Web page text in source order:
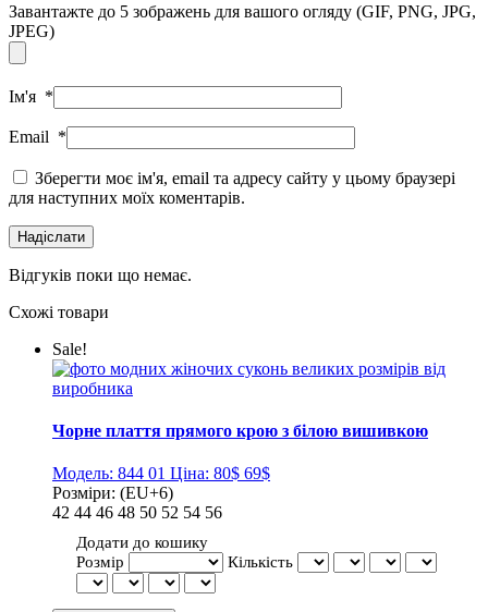
Завантажте до 5 зображень для вашого огляду (GIF, PNG, JPG,
JPEG)
Ім'я *
Email *
Зберегти моє ім'я, email та адресу сайту у цьому браузері
для наступних моїх коментарів.
Відгуків поки що немає.
Схожі товари
Sale!
Чорне плаття прямого крою з білою вишивкою
Модель: 844 01 Ціна: 80$ 69$
Розміри: (EU+6)
42 44 46 48 50 52 54 56
Додати до кошику
Розмір
Кількість